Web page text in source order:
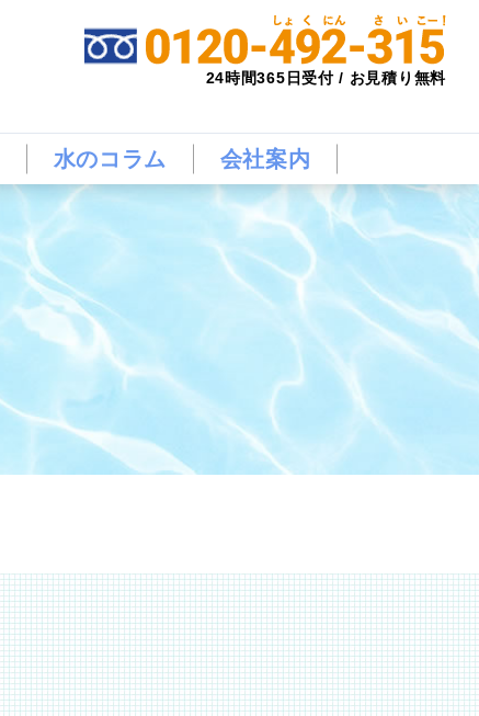
24時間365日受付 / お見積り無料
水のコラム 会社案内